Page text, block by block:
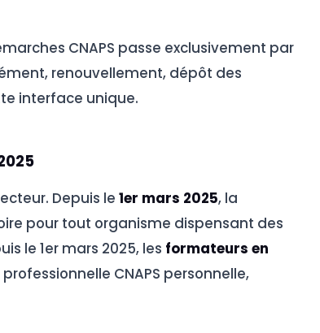
CNAPS passe exclusivement par
renouvellement, dépôt des
interface unique.
Depuis le 1er mars 2025, la
pour tout organisme dispensant des
le 1er mars 2025, les formateurs en
CNAPS personnelle,